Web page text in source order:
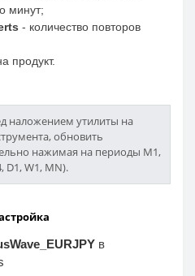
минут;
- количество повторов
продукт.
наложением утилиты на
обновить
нажимая на периоды M1,
D1, W1, MN).
в